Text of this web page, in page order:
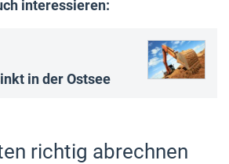
interessieren:
in der Ostsee
richtig abrechnen